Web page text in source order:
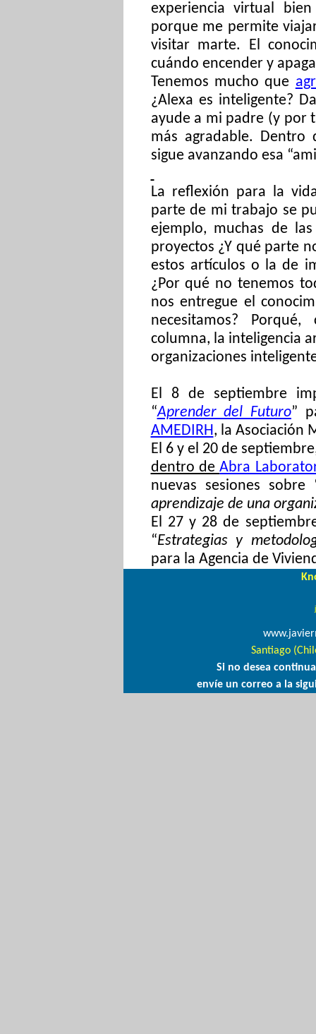
experiencia virtual
porque me permite
visitar marte. El
cuándo encender y
Tenemos mucho que
¿Alexa es inteligente?
ayude a mi padre (y por
más agradable. Dentro
sigue avanzando esa
La reflexión para la
parte de mi trabajo se
ejemplo, muchas de
proyectos ¿Y qué parte
estos artículos o la de
¿Por qué no tenemos
nos entregue el
necesitamos?
columna, la inteligencia
organizaciones
El 8 de septiembre
“Aprender del Futuro”
AMEDIRH, la Asociación
El 6 y el 20 de
dentro deAbra
nuevas sesiones sobre
aprendizaje de una
El 27 y 28 de
“Estrategias y
para la Agencia de
Santiago
Si no desea
envíe un correo a la